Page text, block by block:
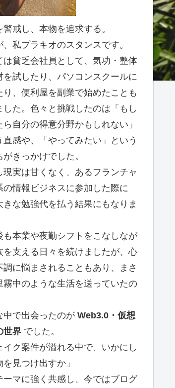
警戒し、本物を追求する。
、私プラキオのスタンスです。
は貧乏会社員として、気功・整体
を試したり、パソコンスクールに
り、便利屋を副業で始めたことも
した。色々と挑戦したのは「もし
ら自分の得意分野かもしれない」
直感や、「やってみたい」という
がきっかけでした。
現実は甘くなく、あるフランチャ
の情報ビジネスに参加した際に
きな勉強代を払う結果にもなりま
も本業や夜勤シフトをこなしなが
を支える日々を続けましたが、心
調に悩まされることもあり、まさ
霧中のような生活を送っていたの
中で出会ったのが Web3.0・仮想
世界 でした。
イク案件が溢れる中で、いかにし
を見つけ出すか」
ーマに強く共感し、今ではブログ